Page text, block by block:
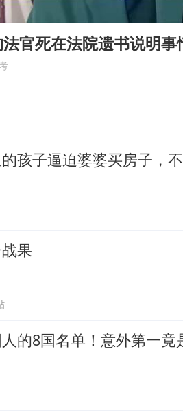
贝创始人贾国龙押注鲜羊赛道
不怕六爷挂得多 就怕六爷挂一颗”
官死在法院遗书说明事
孩子逼迫婆婆买房子，
果
的8国名单！意外第一竟